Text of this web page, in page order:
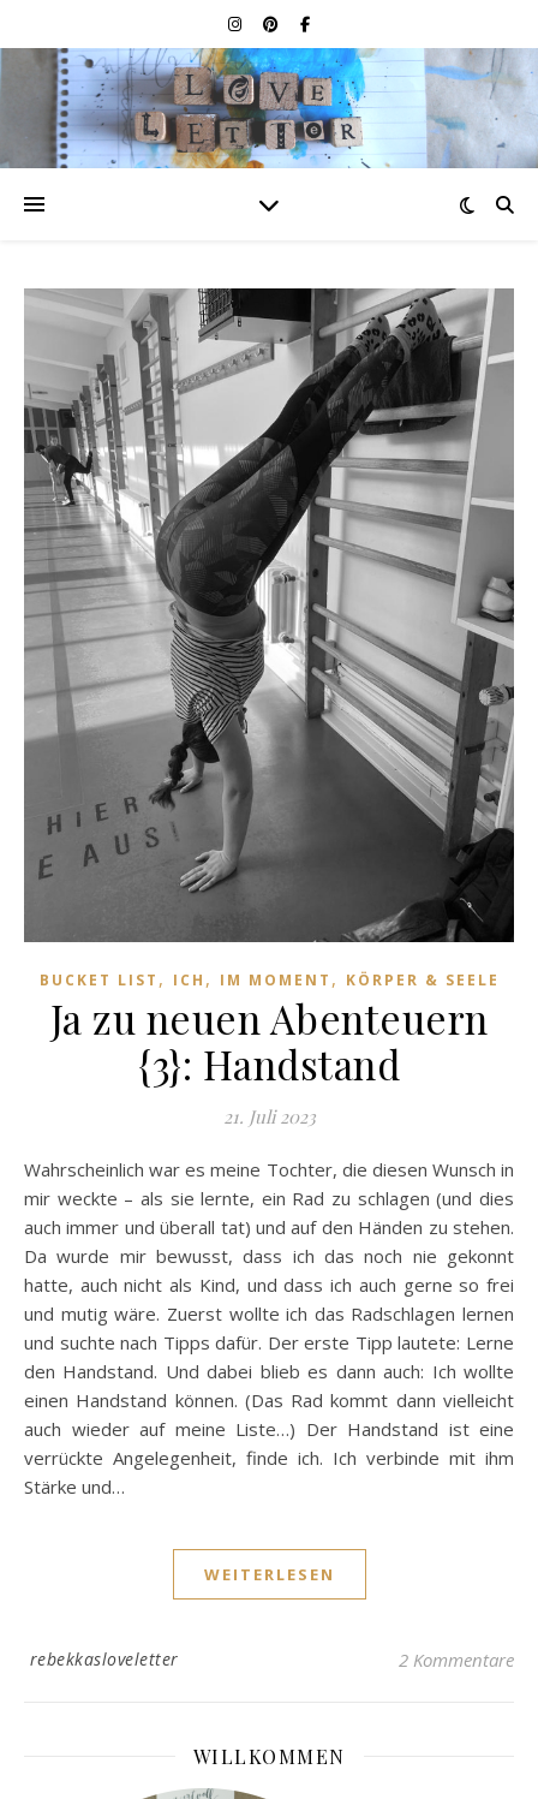
BUCKET LIST , ICH , IM MOMENT , KÖRPER & SEELE
Ja zu neuen Abenteuern
{3}: Handstand
21. Juli 2023
Wahrscheinlich war es meine Tochter, die diesen Wunsch in
mir weckte – als sie lernte, ein Rad zu schlagen (und dies
auch immer und überall tat) und auf den Händen zu stehen.
Da wurde mir bewusst, dass ich das noch nie gekonnt
hatte, auch nicht als Kind, und dass ich auch gerne so frei
und mutig wäre. Zuerst wollte ich das Radschlagen lernen
und suchte nach Tipps dafür. Der erste Tipp lautete: Lerne
den Handstand. Und dabei blieb es dann auch: Ich wollte
einen Handstand können. (Das Rad kommt dann vielleicht
auch wieder auf meine Liste…) Der Handstand ist eine
verrückte Angelegenheit, finde ich. Ich verbinde mit ihm
Stärke und…
WEITERLESEN
rebekkasloveletter 2 Kommentare
WILLKOMMEN